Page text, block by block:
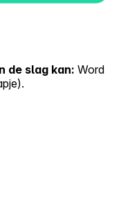
de slag kan: Word